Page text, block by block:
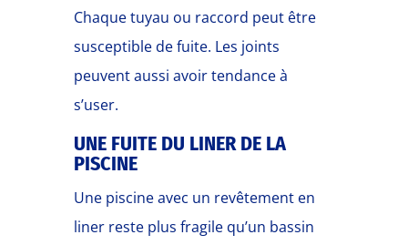
Chaque tuyau ou raccord peut être
susceptible de fuite. Les joints
peuvent aussi avoir tendance à
s’user.
UNE FUITE DU LINER DE LA
PISCINE
Une piscine avec un revêtement en
liner reste plus fragile qu’un bassin